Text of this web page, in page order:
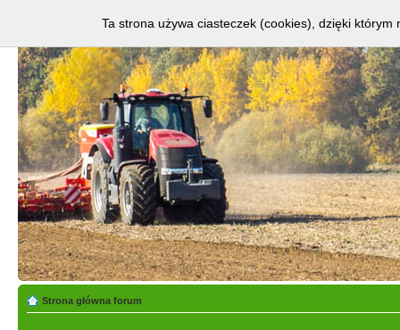
Strona główna forum
Ta strona używa ciasteczek (cookies), dzięki którym